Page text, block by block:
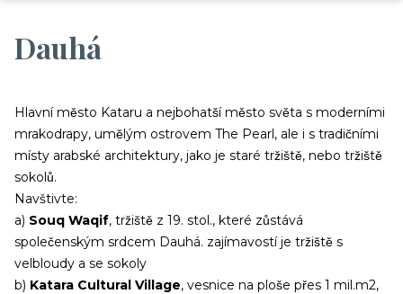
Dauhá
Hlavní město Kataru a nejbohatší město světa s moderními
mrakodrapy, umělým ostrovem The Pearl, ale i s tradičními
místy arabské architektury, jako je staré tržiště, nebo tržiště
sokolů.
Navštivte:
a) Souq Waqif, tržiště z 19. stol., které zůstává
společenským srdcem Dauhá. zajímavostí je tržiště s
velbloudy a se sokoly
b) Katara Cultural Village, vesnice na ploše přes 1 mil.m2,